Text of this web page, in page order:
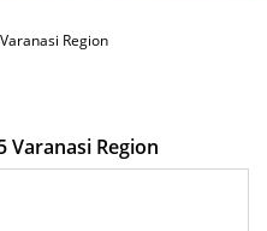
Region
Varanasi Region